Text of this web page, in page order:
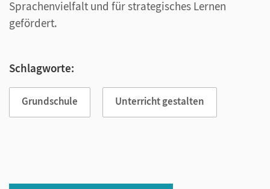
Sprachenvielfalt und für strategisches Lernen
gefördert.
Schlagworte:
Grundschule Unterricht gestalten